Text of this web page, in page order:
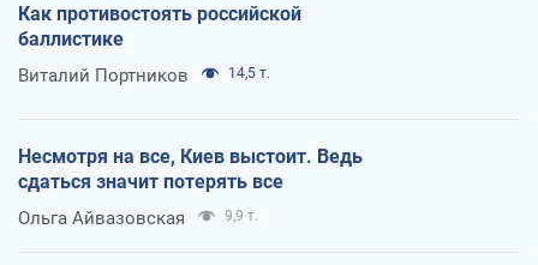
Как противостоять российской
баллистике
Виталий Портников 14,5 т.
Несмотря на все, Киев выстоит. Ведь
сдаться значит потерять все
Ольга Айвазовская 9,9 т.